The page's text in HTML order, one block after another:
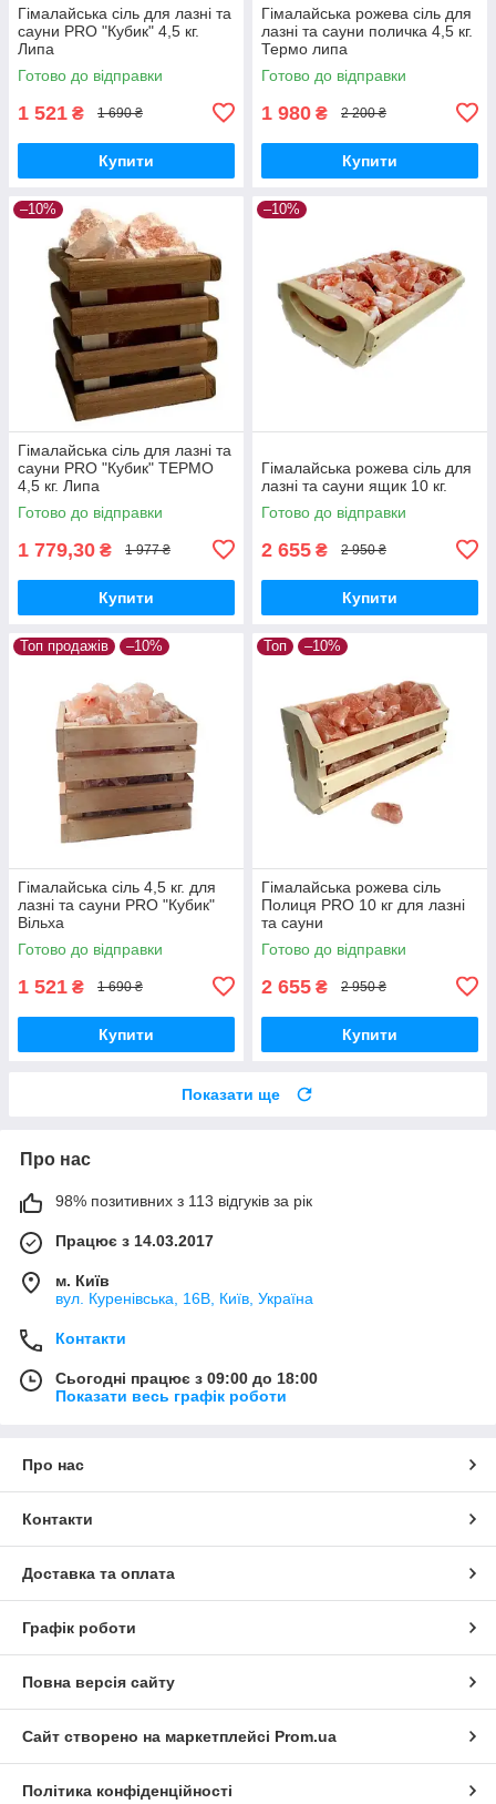
Гімалайська сіль для лазні та
сауни PRO "Кубик" 4,5 кг.
Липа
Готово до відправки
1 521 ₴ 1 690 ₴
Купити
Гімалайська рожева сіль для
лазні та сауни поличка 4,5 кг.
Термо липа
Готово до відправки
1 980 ₴ 2 200 ₴
Купити
–10%
Гімалайська сіль для лазні та
сауни PRO "Кубик" ТЕРМО
4,5 кг. Липа
Готово до відправки
1 779,30 ₴ 1 977 ₴
Купити
–10%
Гімалайська рожева сіль для
лазні та сауни ящик 10 кг.
Готово до відправки
2 655 ₴ 2 950 ₴
Купити
Топ продажів –10%
Гімалайська сіль 4,5 кг. для
лазні та сауни PRO "Кубик"
Вільха
Готово до відправки
1 521 ₴ 1 690 ₴
Купити
Топ –10%
Гімалайська рожева сіль
Полиця PRO 10 кг для лазні
та сауни
Готово до відправки
2 655 ₴ 2 950 ₴
Купити
Показати ще
Про нас
98% позитивних з 113 відгуків за рік
Працює з 14.03.2017
м. Київ
вул. Куренівська, 16В, Київ, Україна
Контакти
Сьогодні працює з 09:00 до 18:00
Показати весь графік роботи
Про нас
Контакти
Доставка та оплата
Графік роботи
Повна версія сайту
Сайт створено на маркетплейсі Prom.ua
Політика конфіденційності